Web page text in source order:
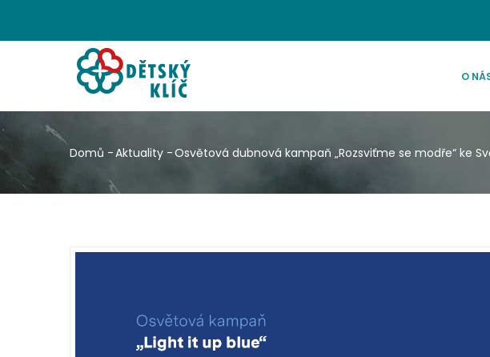
O
Drobečková
navigace
Domů -Aktuality -Osvětová dubnová kampaň „Rozsviťme se modře“ ke